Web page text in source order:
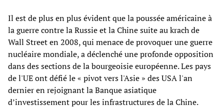
Il est de plus en plus évident que la poussée américaine à
la guerre contre la Russie et la Chine suite au krach de
Wall Street en 2008, qui menace de provoquer une guerre
nucléaire mondiale, a déclenché une profonde opposition
dans des sections de la bourgeoisie européenne. Les pays
de l'UE ont défié le « pivot vers l'Asie » des USA l'an
dernier en rejoignant la Banque asiatique
d’investissement pour les infrastructures de la Chine.